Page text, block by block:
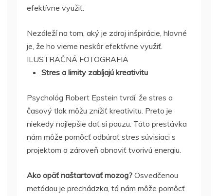
efektívne využiť.
Nezáleží na tom, aký je zdroj inšpirácie, hlavné
je, že ho vieme neskôr efektívne využiť.
ILUSTRAČNÁ FOTOGRAFIA
Stres a limity zabíjajú kreativitu
Psychológ Robert Epstein tvrdí, že stres a
časový tlak môžu znížiť kreativitu. Preto je
niekedy najlepšie dať si pauzu. Táto prestávka
nám môže pomôcť odbúrať stres súvisiaci s
projektom a zároveň obnoviť tvorivú energiu.
Ako opäť naštartovať mozog? Osvedčenou
metódou je prechádzka, tá nám môže pomôcť